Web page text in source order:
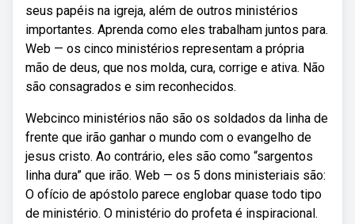
seus papéis na igreja, além de outros ministérios
importantes. Aprenda como eles trabalham juntos para.
Web — os cinco ministérios representam a própria
mão de deus, que nos molda, cura, corrige e ativa. Não
são consagrados e sim reconhecidos.
Webcinco ministérios não são os soldados da linha de
frente que irão ganhar o mundo com o evangelho de
jesus cristo. Ao contrário, eles são como “sargentos
linha dura” que irão. Web — os 5 dons ministeriais são:
O ofício de apóstolo parece englobar quase todo tipo
de ministério. O ministério do profeta é inspiracional.